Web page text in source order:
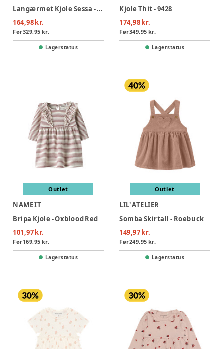
Langærmet Kjole Sessa - 9422
164,98 kr.
Før329,95 kr.
Lagerstatus
Kjole Thit - 9428
174,98 kr.
Før349,95 kr.
Lagerstatus
Outlet
NAME IT
Bripa Kjole - Oxblood Red
101,97 kr.
Før169,95 kr.
Lagerstatus
Outlet
LIL' ATELIER
Somba Skirtall - Roebuck
149,97 kr.
Før249,95 kr.
Lagerstatus